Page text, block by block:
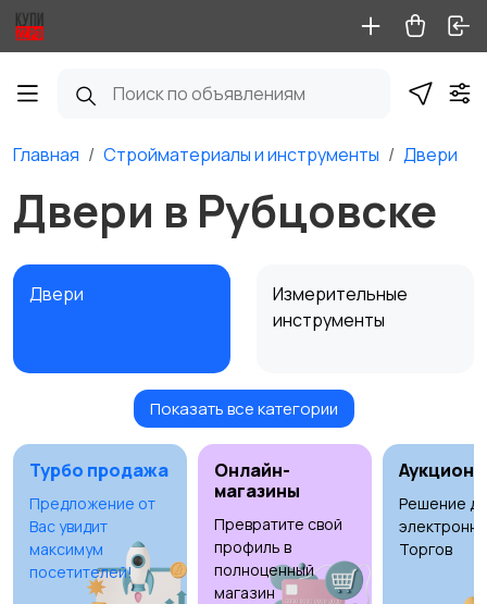
Главная Стройматериалы и инструменты Двери
Двери в Рубцовске
Двери
Измерительные
инструменты
Отопление и
вентиляция
Потолки Ручные инструменты
Показать все категории
Турбо продажа
Предложение от
Вас увидит
максимум
посетителей!
Онлайн-
магазины
Превратите свой
профиль в
полноценный
магазин
Аукционы
Решение
Торгов